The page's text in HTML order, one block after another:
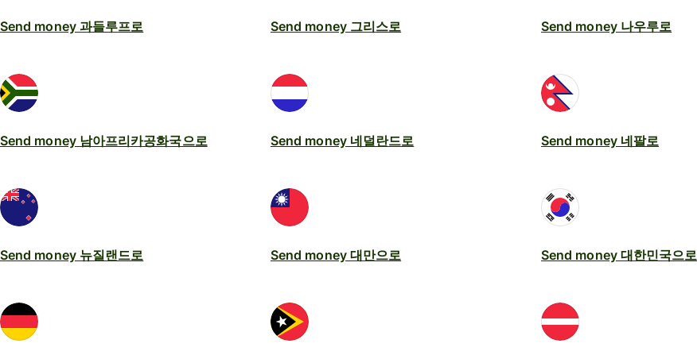
Send money 과들루프로 Send money 그리스로 Send money 나우루로
Send money 남아프리카공화국으로 Send money 네덜란드로 Send money 네팔로
Send money 뉴질랜드로 Send money 대만으로 Send money 대한민국으로